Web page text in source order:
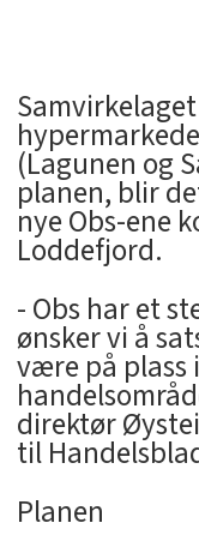
(Lagunen og
planen, blir
nye Obs-ene
Loddefjord.
- Obs har et
ønsker vi å
være på plass
direktør
til
Planen